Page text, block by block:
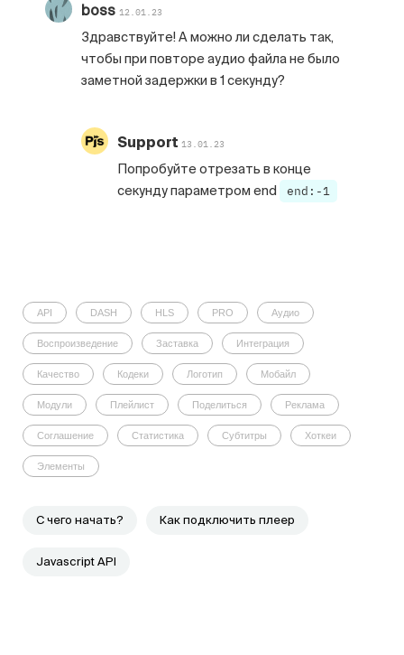
boss 12.01.23
Здравствуйте! А можно ли сделать так,
чтобы при повторе аудио файла не было
заметной задержки в 1 секунду?
Support 13.01.23
Попробуйте отрезать в конце
секунду параметром end
end:-1
API DASH HLS PRO Аудио
Воспроизведение Заставка Интеграция
Качество Кодеки Логотип Мобайл
Модули Плейлист Поделиться Реклама
Соглашение Статистика Субтитры Хоткеи
Элементы
C чего начать? Как подключить плеер
Javascript API